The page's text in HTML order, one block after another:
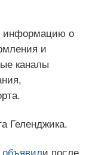
информацию о
и
каналы
Геленджика.